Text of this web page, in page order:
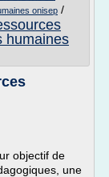
onisep /
humaines
objectif de
une